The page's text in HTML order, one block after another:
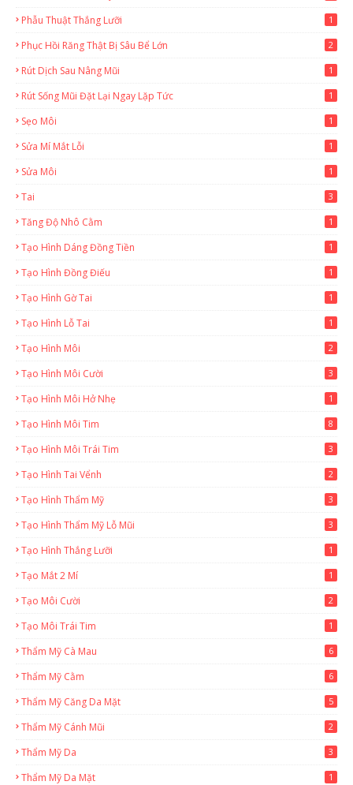
Phẫu Thuật Thắng Lưỡi 1
Phục Hồi Răng Thật Bị Sâu Bể Lớn 2
Rút Dịch Sau Nâng Mũi 1
Rút Sống Mũi Đặt Lại Ngay Lặp Tức 1
Sẹo Môi 1
Sửa Mí Mắt Lỗi 1
Sửa Môi 1
Tai 3
Tăng Độ Nhô Cằm 1
Tạo Hình Dáng Đồng Tiền 1
Tạo Hình Đồng Điếu 1
Tạo Hình Gờ Tai 1
Tạo Hình Lỗ Tai 1
Tạo Hình Môi 2
Tạo Hình Môi Cười 3
Tạo Hình Môi Hở Nhẹ 1
Tạo Hình Môi Tim 8
Tạo Hình Môi Trái Tim 3
Tạo Hình Tai Vểnh 2
Tạo Hình Thẩm Mỹ 3
Tạo Hình Thẩm Mỹ Lỗ Mũi 3
Tạo Hình Thắng Lưỡi 1
Tạo Mắt 2 Mí 1
Tạo Môi Cười 2
Tạo Môi Trái Tim 1
Thẩm Mỹ Cà Mau 6
Thẩm Mỹ Cằm 6
Thẩm Mỹ Căng Da Mặt 5
Thẩm Mỹ Cánh Mũi 2
Thẩm Mỹ Da 3
Thẩm Mỹ Da Mặt 1